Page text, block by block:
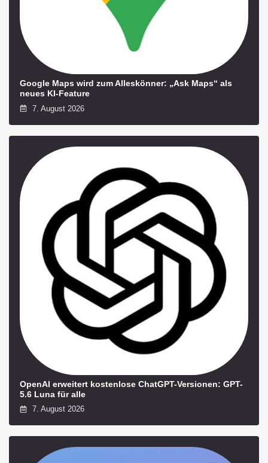
Google Maps wird zum Alleskönner: „Ask Maps“ als
neues KI-Feature
7. August 2026
OpenAI erweitert kostenlose ChatGPT-Versionen: GPT-
5.6 Luna für alle
7. August 2026